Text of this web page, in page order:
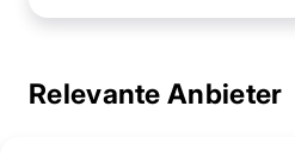
Relevante Anbieter